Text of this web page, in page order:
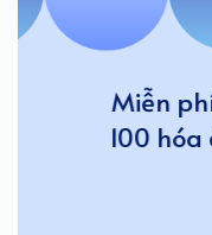
Miễn
100